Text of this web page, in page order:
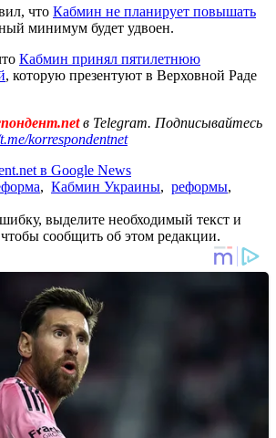
что Кабмин не планирует повышать
минимум будет удвоен.
Кабмин принял пятилетнюю
, которую презентуют в Верховной Раде
в Telegram. Подписывайтесь
korrespondentnet
в Google News
, Кабмин Украины, реформы,
выделите необходимый текст и
сообщить об этом редакции.